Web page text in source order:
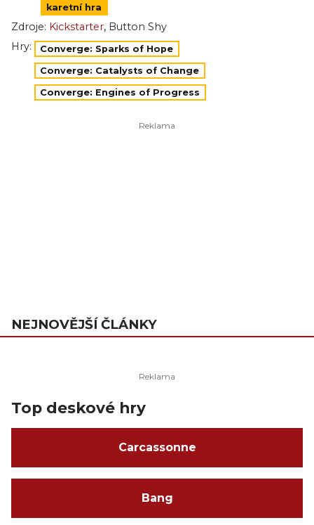
karetní hra
Zdroje: Kickstarter, Button Shy
Hry:
Converge: Sparks of Hope
Converge: Catalysts of Change
Converge: Engines of Progress
NEJNOVĚJŠÍ ČLÁNKY
Top deskové hry
Carcassonne
Bang